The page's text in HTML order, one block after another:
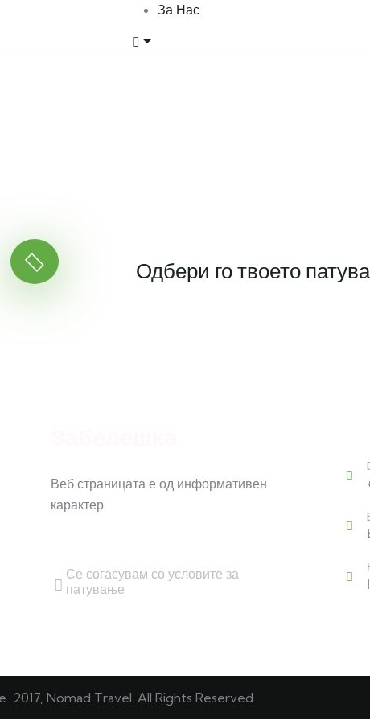
За Нас
Одбери го твоето
Веб страницата е од информативен
карактер
Се согасувам со условите за
патување
2017, Nomad Travel. All Rights Reserved